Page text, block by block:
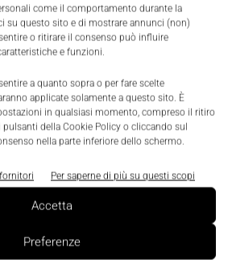
come il comportamento durante la
su questo sito e di mostrare annunci (non)
o ritirare il consenso può influire
e funzioni.
a quanto sopra o per fare scelte
applicate solamente a questo sito. È
in qualsiasi momento, compreso il ritiro
della Cookie Policy o cliccando sul
nella parte inferiore dello schermo.
Per saperne di più su questi scopi
Accetta
Preferenze